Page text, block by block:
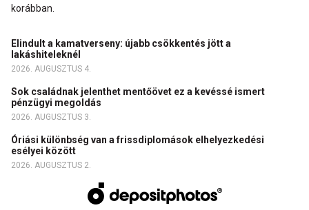
korábban.
Elindult a kamatverseny: újabb csökkentés jött a
lakáshiteleknél
2026. AUGUSZTUS 4.
Sok családnak jelenthet mentőövet ez a kevéssé ismert
pénzügyi megoldás
2026. AUGUSZTUS 3.
Óriási különbség van a frissdiplomások elhelyezkedési
esélyei között
2026. AUGUSZTUS 2.